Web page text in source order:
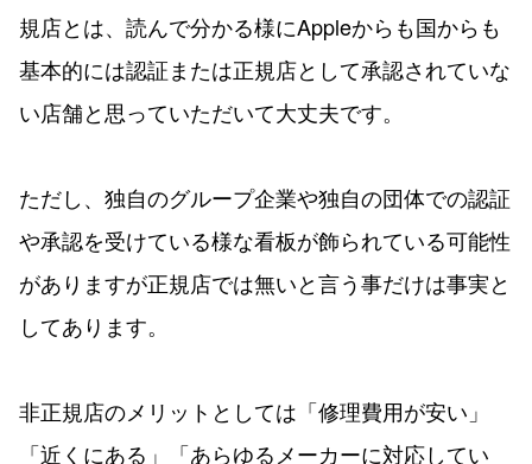
規店とは、読んで分かる様にAppleからも国からも
基本的には認証または正規店として承認されていな
い店舗と思っていただいて大丈夫です。
ただし、独自のグループ企業や独自の団体での認証
や承認を受けている様な看板が飾られている可能性
がありますが正規店では無いと言う事だけは事実と
してあります。
非正規店のメリットとしては「修理費用が安い」
「近くにある」「あらゆるメーカーに対応してい